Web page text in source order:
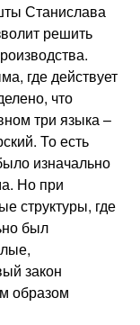
Станислава
решить
где действует
что
три языка –
То есть
изначально
Но при
структуры, где
был
закон
образом